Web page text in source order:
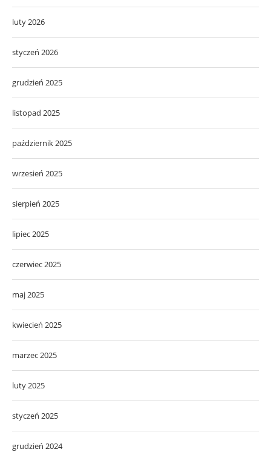
luty 2026
styczeń 2026
grudzień 2025
listopad 2025
październik 2025
wrzesień 2025
sierpień 2025
lipiec 2025
czerwiec 2025
maj 2025
kwiecień 2025
marzec 2025
luty 2025
styczeń 2025
grudzień 2024